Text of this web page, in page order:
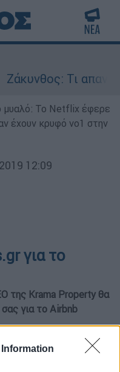
Ζάκυνθος: Τι
μυαλό: Το Netflix έφερε
έχουν κρυφό νο1 στην
12:09
για το
της Krama Property θα
για το Airbnb